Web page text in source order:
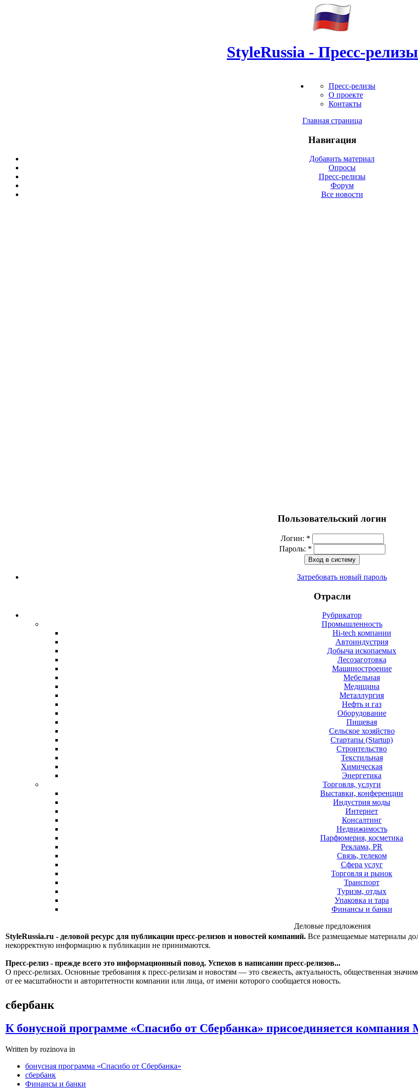
StyleRussia - Пресс-релизы
Пресс-релизы
О проекте
Контакты
Главная страница
Навигация
Добавить материал
Опросы
Пресс-релизы
Форум
Все новости
Пользовательский логин
Логин: *
Пароль: *
Затребовать новый пароль
Отрасли
Рубрикатор
Промышленность
Hi-tech компании
Автоиндустрия
Добыча ископаемых
Лесозаготовка
Машиностроение
Мебельная
Медицина
Металлургия
Нефть и газ
Оборудование
Пищевая
Сельское хозяйство
Стартапы (Startup)
Строительство
Текстильная
Химическая
Энергетика
Торговля, услуги
Выставки, конференции
Индустрия моды
Интернет
Консалтинг
Недвижимость
Парфюмерия, косметика
Реклама, PR
Связь, телеком
Сфера услуг
Торговля и рынок
Транспорт
Туризм, отдых
Упаковка и тара
Финансы и банки
Деловые предложения
StyleRussia.ru - деловой ресурс для публикации пресс-релизов и новостей компаний. Все размещаемые материалы
некорректную информацию к публикации не принимаются.
Пресс-релиз - прежде всего это информационный повод. Успехов в написании пресс-релизов...
О пресс-релизах. Основные требования к пресс-релизам и новостям — это свежесть, актуальность, общественная
от ее масштабности и авторитетности компании или лица, от имени которого сообщается новость.
сбербанк
К бонусной программе «Спасибо от Сбербанка» присоединяется
Written by rozinova in
бонусная программа «Спасибо от Сбербанка»
сбербанк
Финансы и банки